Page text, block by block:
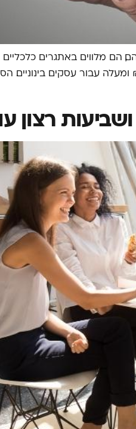
הם מלווים באתגרים
עסקים ישראליים מצא כי העלות הממוצעת של תהליך התרחבות ומעבר יכולה להגיע